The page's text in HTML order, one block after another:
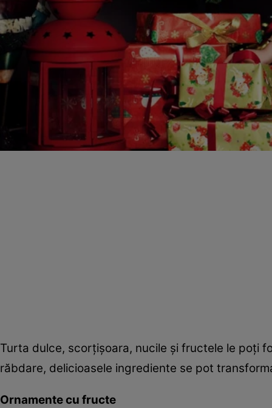
Turta dulce, scorţişoara, nucile şi fructele le poţi
răbdare, delicioasele ingrediente se pot
Ornamente cu fructe